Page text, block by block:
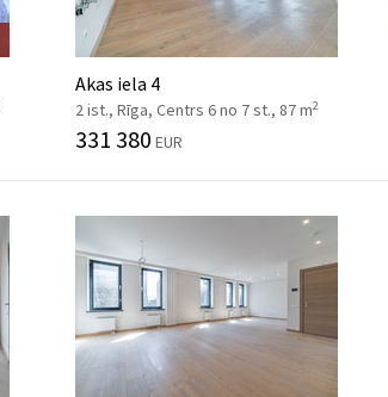
Akas iela 4
2 ist., Rīga, Centrs 6 no 7 st., 87 m2
331 380 EUR